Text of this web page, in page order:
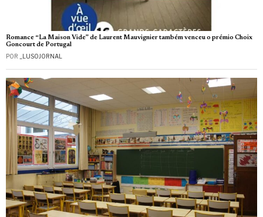
Romance “La Maison Vide” de Laurent Mauvignier também venceu o prémio Choix
Goncourt de Portugal
POR _LUSOJORNAL